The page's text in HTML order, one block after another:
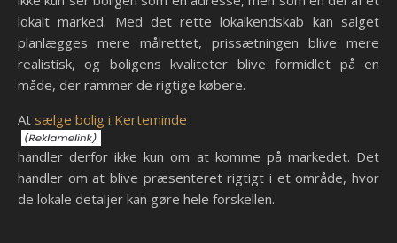
lokalt marked. Med det rette lokalkendskab kan salget
planlægges mere målrettet, prissætningen blive mere
realistisk, og boligens kvaliteter blive formidlet på en
måde, der rammer de rigtige købere.
At sælge bolig i Kerteminde
handler derfor ikke kun om at komme på markedet. Det
handler om at blive præsenteret rigtigt i et område, hvor
de lokale detaljer kan gøre hele forskellen.